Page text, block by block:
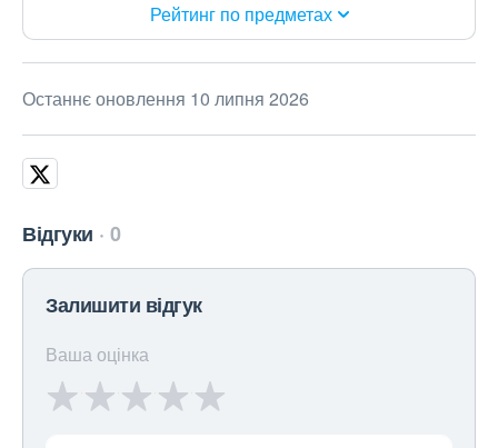
Рейтинг по предметах
Останнє оновлення 10 липня 2026
Відгуки 0
Залишити відгук
Ваша оцінка